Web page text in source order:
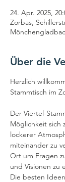
24. Apr. 2025,
Zorbas,
Über die
Herzlich
Stammtisch im
Der Viertel-
Möglichkeit sich
lockerer
miteinander zu
Ort um Fragen
und Visionen zu
Die besten